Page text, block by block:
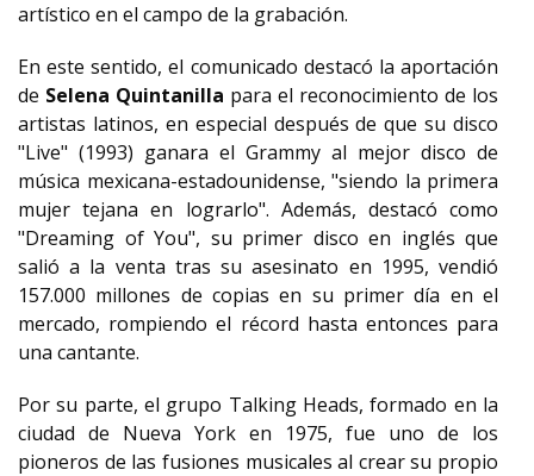
artístico en el campo de la grabación.
En este sentido, el comunicado destacó la aportación
de Selena Quintanilla para el reconocimiento de los
artistas latinos, en especial después de que su disco
"Live" (1993) ganara el Grammy al mejor disco de
música mexicana-estadounidense, "siendo la primera
mujer tejana en lograrlo". Además, destacó como
"Dreaming of You", su primer disco en inglés que
salió a la venta tras su asesinato en 1995, vendió
157.000 millones de copias en su primer día en el
mercado, rompiendo el récord hasta entonces para
una cantante.
Por su parte, el grupo Talking Heads, formado en la
ciudad de Nueva York en 1975, fue uno de los
pioneros de las fusiones musicales al crear su propio